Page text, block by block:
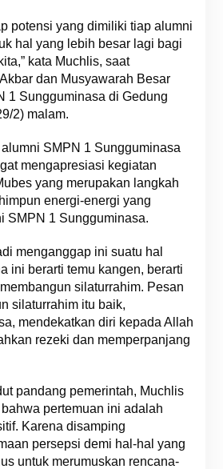
potensi yang dimiliki tiap alumni
hal yang lebih besar lagi bagi
kata Muchlis, saat
dan Musyawarah Besar
1 Sungguminasa di Gedung
2) malam.
SMPN 1 Sungguminasa
mengapresiasi kegiatan
yang merupakan langkah
energi-energi yang
SMPN 1 Sungguminasa.
menganggap ini suatu hal
ini berarti temu kangen, berarti
silaturrahim. Pesan
silaturrahim itu baik,
mendekatkan diri kepada Allah
rezeki dan memperpanjang
pandang pemerintah, Muchlis
pertemuan ini adalah
Karena disamping
persepsi demi hal-hal yang
untuk merumuskan rencana-